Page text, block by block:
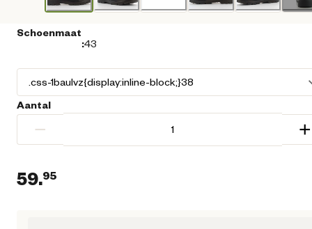
Schoenmaat
:43
Aantal
− +
59.95